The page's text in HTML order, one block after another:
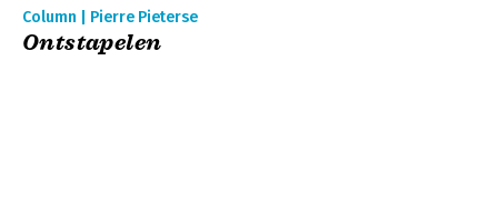
Column | Pierre Pieterse
Ontstapelen